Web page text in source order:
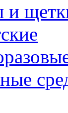
и